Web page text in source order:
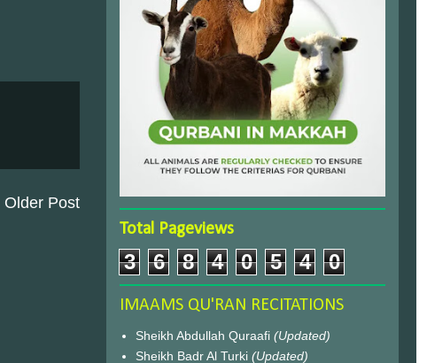
Older Post
Total Pageviews
3 6 8 4 0 5 4 0
IMAAMS QU'RAN RECITATIONS
Sheikh Abdullah Quraafi (Updated)
Sheikh Badr Al Turki (Updated)